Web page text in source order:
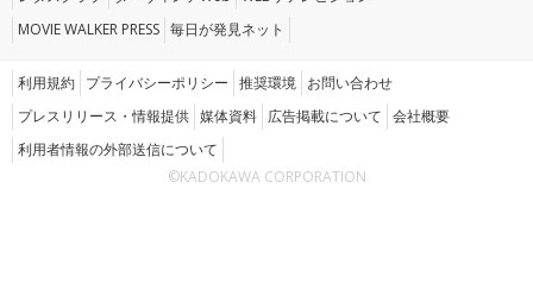
MOVIE WALKER PRESS 毎日が発見ネット
利用規約 プライバシーポリシー 推奨環境 お問い合わせ
プレスリリース・情報提供 媒体資料 広告掲載について 会社概要
利用者情報の外部送信について
©KADOKAWA CORPORATION